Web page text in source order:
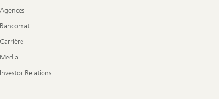
Agences
Bancomat
Carrière
Media
Investor Relations